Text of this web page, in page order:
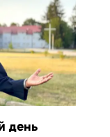
день